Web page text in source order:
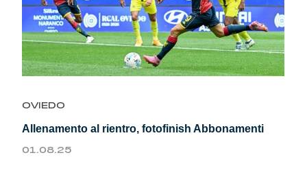
OVIEDO
Allenamento al rientro, fotofinish Abbonamenti
01.08.25